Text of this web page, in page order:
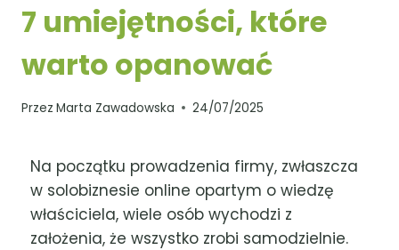
7 umiejętności, które
warto opanować
Przez Marta Zawadowska 24/07/2025
Na początku prowadzenia firmy, zwłaszcza
w solobiznesie online opartym o wiedzę
właściciela, wiele osób wychodzi z
założenia, że wszystko zrobi samodzielnie.